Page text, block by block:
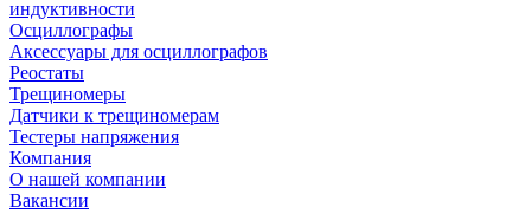
индуктивности
Осциллографы
Аксессуары для осциллографов
Реостаты
Трещиномеры
Датчики к трещиномерам
Тестеры напряжения
Компания
О нашей компании
Вакансии